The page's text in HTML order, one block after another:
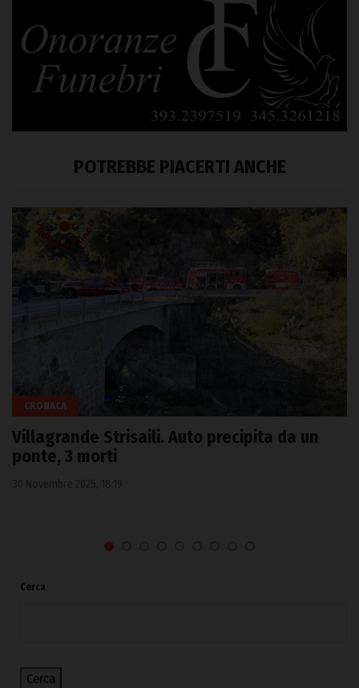
POTREBBE PIACERTI ANCHE
CRONACA
Villagrande Strisaili. Auto precipita da un
ponte, 3 morti
Cerca
Cerca